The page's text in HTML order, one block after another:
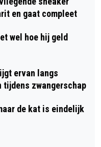
en gaat compleet
wel hoe hij geld
ervan langs
tijdens zwangerschap
de kat is eindelijk